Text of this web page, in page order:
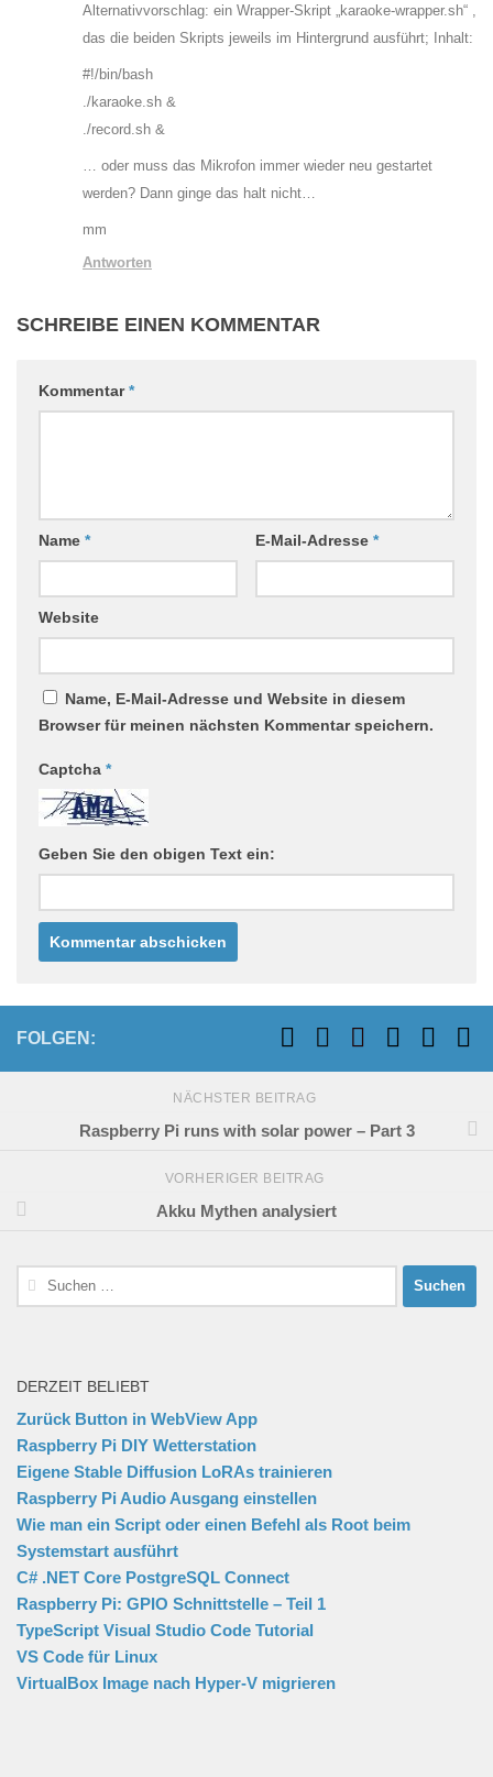
Alternativvorschlag: ein Wrapper-Skript „karaoke-wrapper.sh“ ,
das die beiden Skripts jeweils im Hintergrund ausführt; Inhalt:
#!/bin/bash
./karaoke.sh &
./record.sh &
… oder muss das Mikrofon immer wieder neu gestartet
werden? Dann ginge das halt nicht…
mm
Antworten
SCHREIBE EINEN KOMMENTAR
Kommentar*
Name * E-Mail-Adresse *
Website
Name, E-Mail-Adresse und Website in diesem
Browser für meinen nächsten Kommentar speichern.
Captcha *
Geben Sie den obigen Text ein:
FOLGEN:
NÄCHSTER BEITRAG
Raspberry Pi runs with solar power – Part 3
VORHERIGER BEITRAG
Akku Mythen analysiert
Suchen
nach:
DERZEIT BELIEBT
Zurück Button in WebView App
Raspberry Pi DIY Wetterstation
Eigene Stable Diffusion LoRAs trainieren
Raspberry Pi Audio Ausgang einstellen
Wie man ein Script oder einen Befehl als Root beim
Systemstart ausführt
C# .NET Core PostgreSQL Connect
Raspberry Pi: GPIO Schnittstelle – Teil 1
TypeScript Visual Studio Code Tutorial
VS Code für Linux
VirtualBox Image nach Hyper-V migrieren